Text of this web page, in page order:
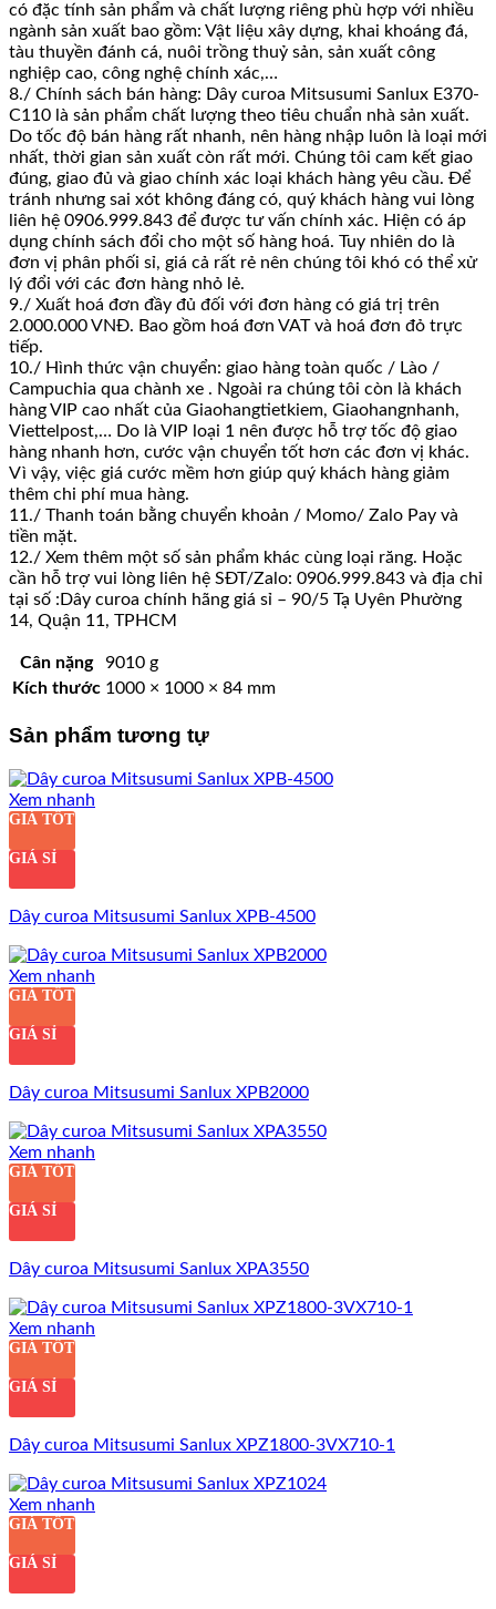
có đặc tính sản phẩm và chất lượng riêng phù hợp với nhiều
ngành sản xuất bao gồm: Vật liệu xây dựng, khai khoáng đá,
tàu thuyền đánh cá, nuôi trồng thuỷ sản, sản xuất công
nghiệp cao, công nghệ chính xác,…
8./ Chính sách bán hàng: Dây curoa Mitsusumi Sanlux E370-
C110 là sản phẩm chất lượng theo tiêu chuẩn nhà sản xuất.
Do tốc độ bán hàng rất nhanh, nên hàng nhập luôn là loại mới
nhất, thời gian sản xuất còn rất mới. Chúng tôi cam kết giao
đúng, giao đủ và giao chính xác loại khách hàng yêu cầu. Để
tránh nhưng sai xót không đáng có, quý khách hàng vui lòng
liên hệ 0906.999.843 để được tư vấn chính xác. Hiện có áp
dụng chính sách đổi cho một số hàng hoá. Tuy nhiên do là
đơn vị phân phối sỉ, giá cả rất rẻ nên chúng tôi khó có thể xử
lý đổi với các đơn hàng nhỏ lẻ.
9./ Xuất hoá đơn đầy đủ đối với đơn hàng có giá trị trên
2.000.000 VNĐ. Bao gồm hoá đơn VAT và hoá đơn đỏ trực
tiếp.
10./ Hình thức vận chuyển: giao hàng toàn quốc / Lào /
Campuchia qua chành xe . Ngoài ra chúng tôi còn là khách
hàng VIP cao nhất của Giaohangtietkiem, Giaohangnhanh,
Viettelpost,… Do là VIP loại 1 nên được hỗ trợ tốc độ giao
hàng nhanh hơn, cước vận chuyển tốt hơn các đơn vị khác.
Vì vậy, việc giá cước mềm hơn giúp quý khách hàng giảm
thêm chi phí mua hàng.
11./ Thanh toán bằng chuyển khoản / Momo/ Zalo Pay và
tiền mặt.
12./ Xem thêm một số sản phẩm khác cùng loại răng. Hoặc
cần hỗ trợ vui lòng liên hệ SĐT/Zalo: 0906.999.843 và địa chỉ
tại số :Dây curoa chính hãng giá sỉ – 90/5 Tạ Uyên Phường
14, Quận 11, TPHCM
Cân nặng
9010 g
Kích thước 1000 × 1000 × 84 mm
Sản phẩm tương tự
Xem nhanh
GIÁ TỐT
GIÁ SỈ
Dây curoa Mitsusumi Sanlux XPB-4500
Xem nhanh
GIÁ TỐT
GIÁ SỈ
Dây curoa Mitsusumi Sanlux XPB2000
Xem nhanh
GIÁ TỐT
GIÁ SỈ
Dây curoa Mitsusumi Sanlux XPA3550
Xem nhanh
GIÁ TỐT
GIÁ SỈ
Dây curoa Mitsusumi Sanlux XPZ1800-3VX710-1
Xem nhanh
GIÁ TỐT
GIÁ SỈ